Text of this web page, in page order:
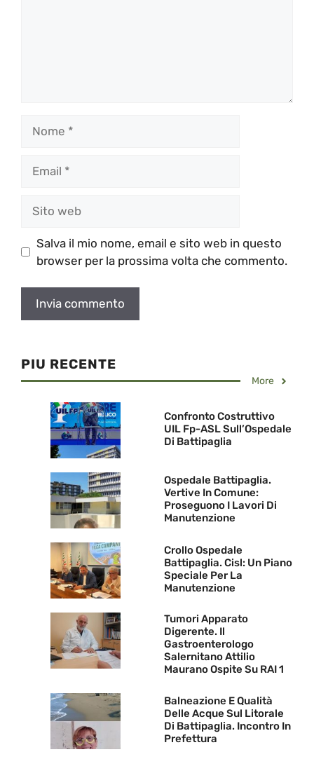
web
Salva il mio nome, email e sito web in questo
browser per la prossima volta che commento.
PIU RECENTE
More
Confronto Costruttivo
UIL Fp-ASL Sull’Ospedale
Di Battipaglia
Ospedale Battipaglia.
Vertive In Comune:
Proseguono I Lavori Di
Manutenzione
Crollo Ospedale
Battipaglia. Cisl: Un Piano
Speciale Per La
Manutenzione
Tumori Apparato
Digerente. Il
Gastroenterologo
Salernitano Attilio
Maurano Ospite Su RAI 1
Balneazione E Qualità
Delle Acque Sul Litorale
Di Battipaglia. Incontro In
Prefettura